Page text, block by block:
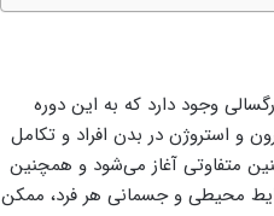
وجود دارد که به این دوره
و استروژن در بدن افراد و تکامل
متفاوتی آغاز می‌شود و همچنین
محیطی و جسمانی هر فرد، ممکن